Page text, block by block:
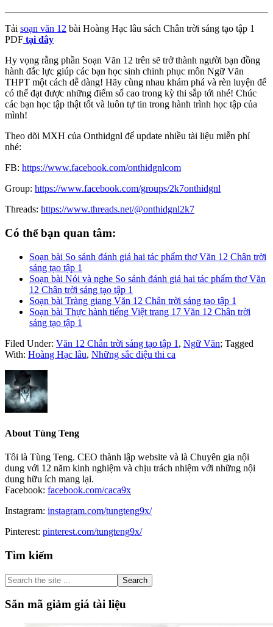
Tải soạn văn 12 bài Hoàng Hạc lâu sách Chân trời sáng tạo tập 1
PDF tại đây
Hy vọng rằng phần Soạn Văn 12 trên sẽ trở thành người bạn đồng
hành đắc lực giúp các bạn học sinh chinh phục môn Ngữ Văn
THPT một cách dễ dàng! Hãy cùng nhau khám phá và rèn luyện để
có thể đạt được những điểm số cao trong kỳ thi sắp tới nhé! Chúc
các bạn học tập thật tốt và luôn tự tin trong hành trình học tập của
mình!
Theo dõi MXH của Onthidgnl để update nhiều tài liệu miễn phí
nhé:
FB: https://www.facebook.com/onthidgnlcom
Group: https://www.facebook.com/groups/2k7onthidgnl
Threads: https://www.threads.net/@onthidgnl2k7
Có thể bạn quan tâm:
Soạn bài So sánh đánh giá hai tác phẩm thơ Văn 12 Chân trời
sáng tạo tập 1
Soạn bài Nói và nghe So sánh đánh giá hai tác phẩm thơ Văn
12 Chân trời sáng tạo tập 1
Soạn bài Tràng giang Văn 12 Chân trời sáng tạo tập 1
Soạn bài Thực hành tiếng Việt trang 17 Văn 12 Chân trời
sáng tạo tập 1
Filed Under: Văn 12 Chân trời sáng tạo tập 1 , Ngữ Văn; Tagged
With: Hoàng Hạc lâu, Những sắc điệu thi ca
About Tùng Teng
Tôi là Tùng Teng. CEO thành lập website và là Chuyên gia nội
dung với 12 năm kinh nghiệm và chịu trách nhiệm với những nội
dung hữu ích mang lại.
Facebook: facebook.com/caca9x
Instagram: instagram.com/tungteng9x/
Pinterest: pinterest.com/tungteng9x/
Primary
Sidebar
Tìm kiếm
Search
the
site
...
Săn mã giảm giá tài liệu